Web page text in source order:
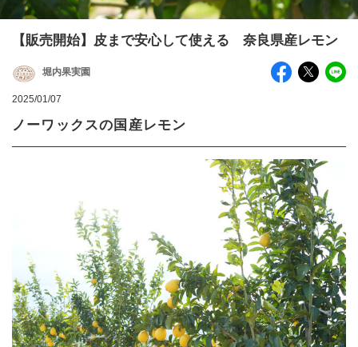
【販売開始】皮まで安心して使える 奈良県産レモン
堀内果実園
2025/01/07
ノーワックスの国産レモン